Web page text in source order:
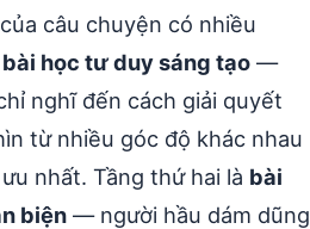
câu chuyện có nhiều
bài học tư duy sáng tạo —
nghĩ đến cách giải quyết
từ nhiều góc độ khác nhau
nhất. Tầng thứ hai là bài
biện — người hầu dám dũng